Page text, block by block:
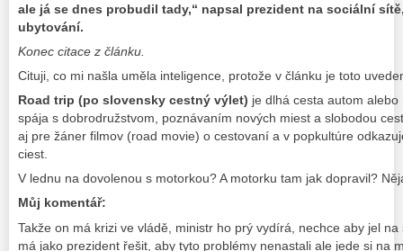
ale já se dnes probudil tady,“ napsal prezident na sociální
ubytování.
Konec citace z článku.
Cituji, co mi našla uměla inteligence, protože v článku je toto
Road trip (po slovensky cestný výlet) je dlhá cesta autom
spája s dobrodružstvom, poznávaním nových miest a slobodou
aj pre žáner filmov (road movie) o cestovaní a v popkultúre
ciest.
V lednu na dovolenou s motorkou? A motorku tam jak dopravil?
Můj komentář:
Takže on má krizi ve vládě, ministr ho prý vydírá, nechce aby jel
má jako prezident řešit, aby tyto problémy nenastali ale jede si na